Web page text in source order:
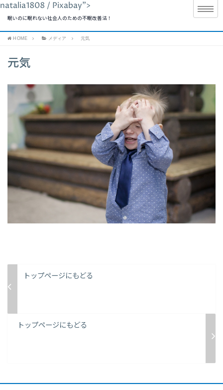
natalia1808 / Pixabay">
眠いのに眠れない社会人のための不眠改善法！
HOME メディア 元気
元気
トップページにもどる
トップページにもどる